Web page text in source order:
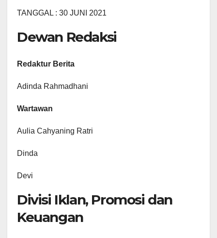
TANGGAL : 30 JUNI 2021
Dewan Redaksi
Redaktur Berita
Adinda Rahmadhani
Wartawan
Aulia Cahyaning Ratri
Dinda
Devi
Divisi Iklan, Promosi dan
Keuangan